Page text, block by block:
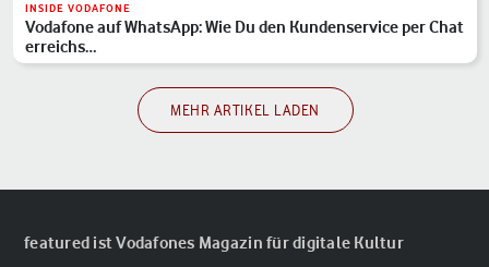
INSIDE VODAFONE
Vodafone auf WhatsApp: Wie Du den Kundenservice per Chat
erreichs…
MEHR ARTIKEL LADEN
featured ist Vodafones Magazin für digitale Kultur